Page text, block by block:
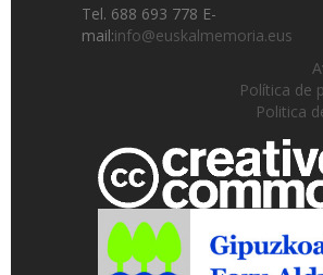
Tel. 688 693 778 E-
mail:info@euskalmemoria.eus
Política de
Politica